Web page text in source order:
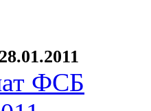
ФСБ